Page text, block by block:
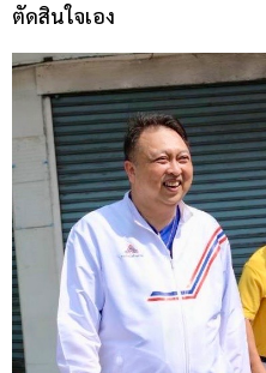
ตัดสินใจเอง